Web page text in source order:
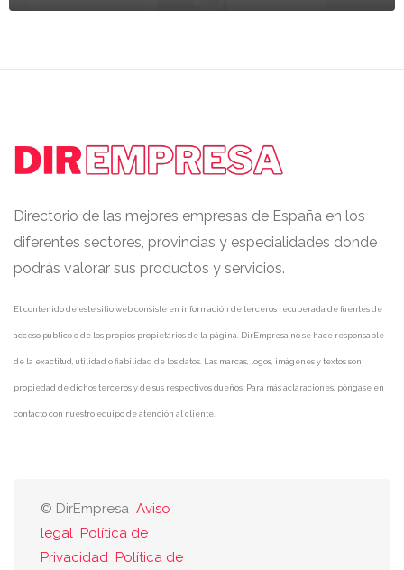
Directorio de las mejores empresas de España en los
diferentes sectores, provincias y especialidades donde
podrás valorar sus productos y servicios.
El contenido de este sitio web consiste en información de terceros recuperada de fuentes de
acceso público o de los propios propietarios de la página. DirEmpresa no se hace responsable
de la exactitud, utilidad o fiabilidad de los datos. Las marcas, logos, imágenes y textos son
propiedad de dichos terceros y de sus respectivos dueños. Para más aclaraciones, póngase en
contacto con nuestro equipo de atención al cliente.
© DirEmpresa Aviso
legal Política de
Privacidad Política de